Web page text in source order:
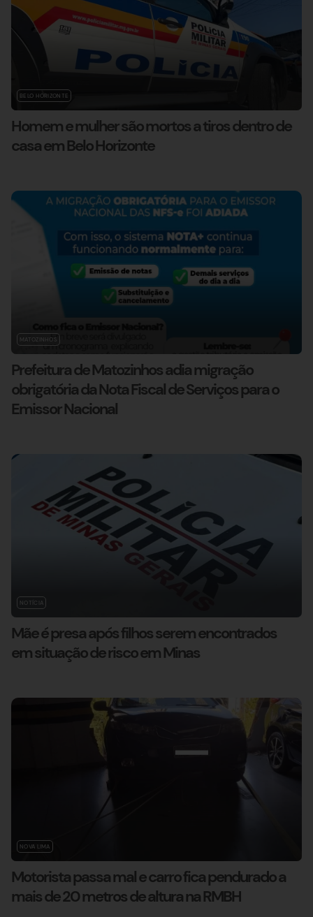
BELO HORIZONTE
Homem e mulher são mortos a tiros dentro de
casa em Belo Horizonte
MATOZINHOS
Prefeitura de Matozinhos adia migração
obrigatória da Nota Fiscal de Serviços para o
Emissor Nacional
NOTÍCIA
Mãe é presa após filhos serem encontrados
em situação de risco em Minas
NOVA LIMA
Motorista passa mal e carro fica pendurado a
mais de 20 metros de altura na RMBH